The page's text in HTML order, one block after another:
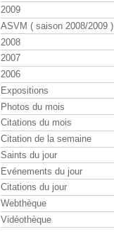
2009
ASVM ( saison 2008/2009 )
2008
2007
2006
Expositions
Photos du mois
Citations du mois
Citation de la semaine
Saints du jour
Evénements du jour
Citations du jour
Webthèque
Vidéothèque